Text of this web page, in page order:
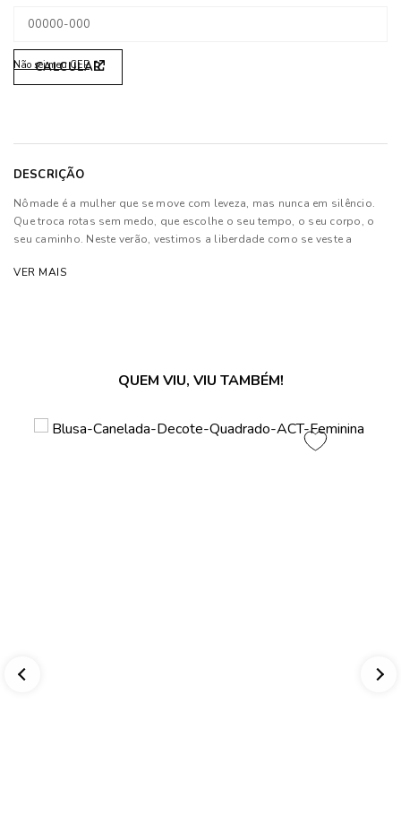
Não sei meu CEP
DESCRIÇÃO
Nômade é a mulher que se move com leveza, mas nunca em silêncio.
Que troca rotas sem medo, que escolhe o seu tempo, o seu corpo, o
seu caminho. Neste verão, vestimos a liberdade como se veste a
fluidos acompanham o movimento, formas reinventam o clássico,
As cores dos produtos nas imagens reproduzidas com modelos
flash.
VER MAIS
QUEM VIU, VIU TAMBÉM!